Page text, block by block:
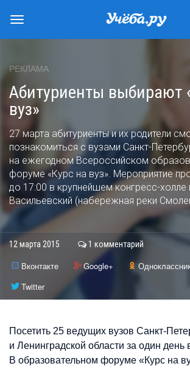
РЕКЛАМА
Абитуриенты выбирают
вуз»
27 марта абитуриенты и их родители
познакомиться с вузами Санкт-
на ежегодном Всероссийском
форуме «Курс на вуз». Мероприятие
до 17:00 в крупнейшем конгресс-холле
Васильевский (набережная реки
12 марта 2015 1 комментарий
Вконтакте Google+
Twitter
Посетить 25 ведущих вузов Санкт-
и Ленинградской области за один день
В образовательном форуме «Курс на